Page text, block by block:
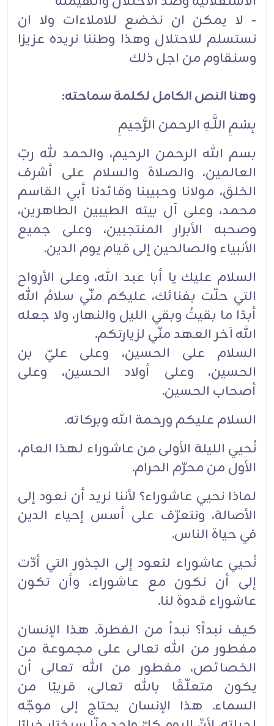
- لا يمكن ان نخضع للاملاءات ولا ان
نستسلم للاحتلال وهذا وطننا نريده عزيزا
وسنقاوم من اجل ذلك
وهنا النص الكامل لكلمة سماحته:
بِسْمِ اللَّـهِ الرحمن الرَّحِيمِ
بسم الله الرحمن الرحيم، والحمد لله ربّ
العالمين، والصلاة والسلام على أشرف
الخلق، مولانا وحبيبنا ‏‏وقائدنا أبي القاسم
محمد، وعلى آل بيته الطيبين الطاهرين،
وصحبه الأبرار المنتجبين، وعلى جميع
الأنبياء ‏‏والصالحين إلى قيام يوم الدين.‏
السلام عليك يا أبا عبد الله، وعلى الأرواح
التي حلّت بفنائك، عليكم منّي سلامُ الله
أبدًا ما بقيتُ وبقي الليل ‏‏والنهار، ولا جعله
الله آخر العهد منّي لزيارتكم.‏
السلام على الحسين، وعلى عليّ بن
الحسين، وعلى أولاد الحسين، وعلى
أصحاب الحسين.‏
السلام عليكم ورحمة الله وبركاته.‏
نُحيي الليلة الأولى من عاشوراء لهذا العام،
الأول من محرّم الحرام.‏
لماذا نحيي عاشوراء؟ لأننا نريد أن نعود إلى
الأصالة، ونتعرّف على أسس إحياء الدين
في حياة الناس.‏
نُحيي عاشوراء لنعود إلى الجذور التي أدّت
إلى أن نكون مع عاشوراء، وأن تكون
عاشوراء قدوة لنا.‏
كيف نبدأ؟ نبدأ من الفطرة.‏ هذا الإنسان
مفطور من الله تعالى على مجموعة من
الخصائص، مفطور من الله ‏تعالى أن
يكون متعلّقًا بالله ‏تعالى، قريبًا من
السماء.‏ هذا الإنسان يحتاج إلى موجّه